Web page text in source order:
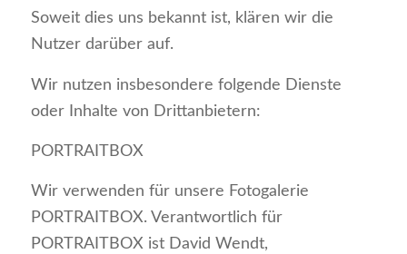
Soweit dies uns bekannt ist, klären wir die
Nutzer darüber auf.
Wir nutzen insbesondere folgende Dienste
oder Inhalte von Drittanbietern:
PORTRAITBOX
Wir verwenden für unsere Fotogalerie
PORTRAITBOX. Verantwortlich für
PORTRAITBOX ist David Wendt,